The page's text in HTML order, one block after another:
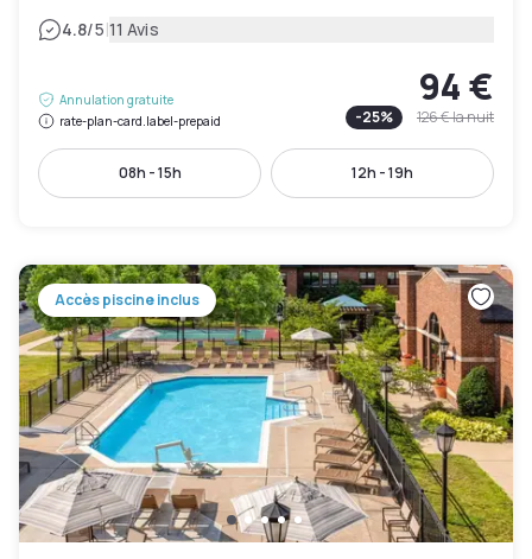
4.8/5|11 Avis
Annulation gratuite
rate-plan-card.label-prepaid
94 €
-25% 126 €la nuit
08h - 15h 12h - 19h
Accès piscine inclus